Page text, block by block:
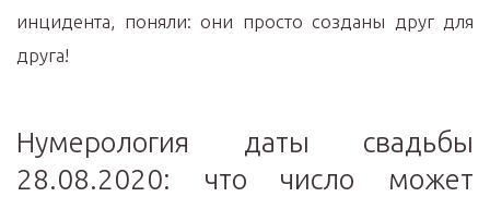
инцидента, поняли: они просто созданы друг для
друга!
Нумерология даты свадьбы
28.08.2020: что число может